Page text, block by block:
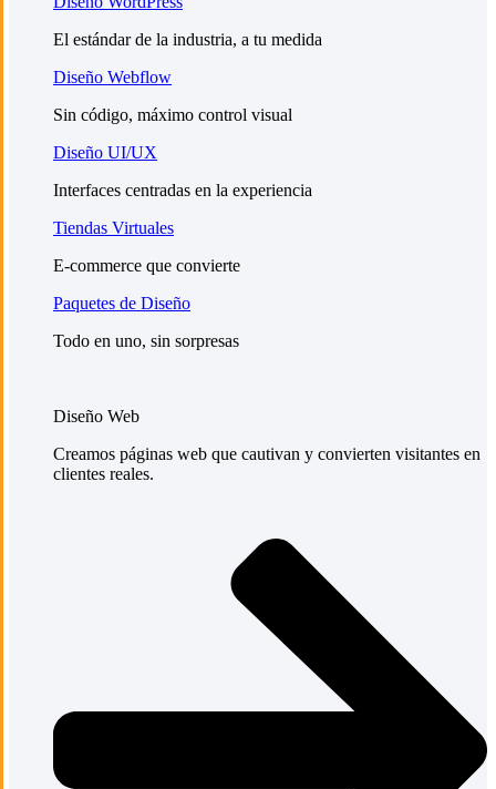
El estándar de la industria, a tu medida
Diseño Webflow
Sin código, máximo control visual
Diseño UI/UX
Interfaces centradas en la experiencia
Tiendas Virtuales
E-commerce que convierte
Paquetes de Diseño
Todo en uno, sin sorpresas
Diseño Web
Creamos páginas web que cautivan y convierten visitantes en
clientes reales.